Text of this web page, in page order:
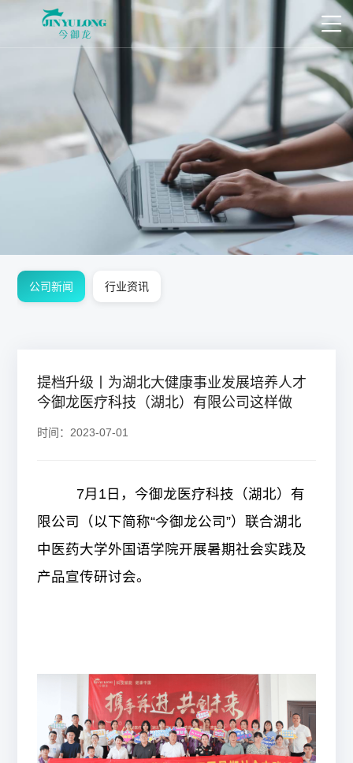
公司新闻 行业资讯
提档升级丨为湖北大健康事业发展培养人才
今御龙医疗科技（湖北）有限公司这样做
时间：2023-07-01
7月 1 日 ，今御龙 医疗科技（湖北）有
限公司（ 以下简称“今御龙公司”）联合湖北
中医药大学外国语学院开展暑期社会实践及
产品宣传研讨会。